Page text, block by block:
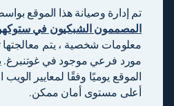
تم إدارة وصيانة هذا الموقع
المصممون الشبكيون في
معلومات شخصية ، يتم معالجتها
مورد فرعي موجود في غوتنبرغ.
الموقع يوميًا وفقًا لمعايير
أعلى مستوى أمان ممكن.